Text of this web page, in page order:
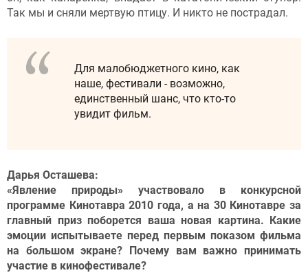
Так мы и сняли мертвую птицу. И никто не пострадал.
Для малобюджетного кино, как
наше, фестивали - возможно,
единственный шанс, что кто-то
увидит фильм.
Дарья Осташева:
«Явление природы» участвовало в конкурсной
программе Кинотавра 2010 года, а на 30 Кинотавре за
главный приз поборется ваша новая картина. Какие
эмоции испытываете перед первым показом фильма
на большом экране? Почему вам важно принимать
участие в кинофестивале?